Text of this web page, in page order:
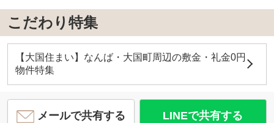
こだわり特集
【大国住まい】なんば・大国町周辺の敷金・礼金0円
物件特集
メールで共有する LINEで共有する